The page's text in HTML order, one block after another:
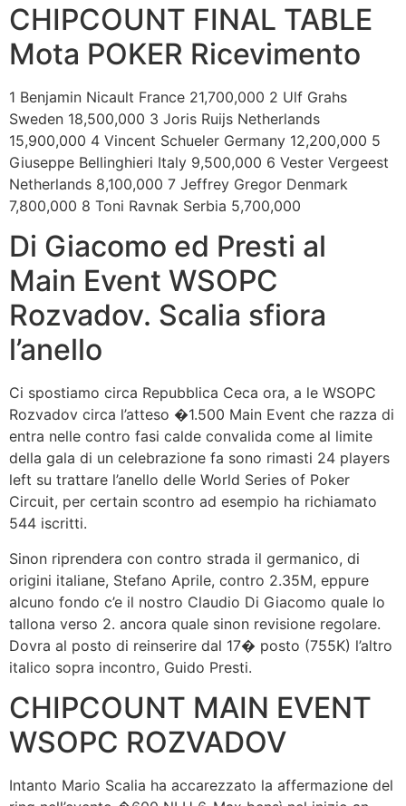
CHIPCOUNT FINAL TABLE
Mota POKER Ricevimento
1 Benjamin Nicault France 21,700,000 2 Ulf Grahs
Sweden 18,500,000 3 Joris Ruijs Netherlands
15,900,000 4 Vincent Schueler Germany 12,200,000 5
Giuseppe Bellinghieri Italy 9,500,000 6 Vester Vergeest
Netherlands 8,100,000 7 Jeffrey Gregor Denmark
7,800,000 8 Toni Ravnak Serbia 5,700,000
Di Giacomo ed Presti al
Main Event WSOPC
Rozvadov. Scalia sfiora
l’anello
Ci spostiamo circa Repubblica Ceca ora, a le WSOPC
Rozvadov circa l’atteso �1.500 Main Event che razza di
entra nelle contro fasi calde convalida come al limite
della gala di un celebrazione fa sono rimasti 24 players
left su trattare l’anello delle World Series of Poker
Circuit, per certain scontro ad esempio ha richiamato
544 iscritti.
Sinon riprendera con contro strada il germanico, di
origini italiane, Stefano Aprile, contro 2.35M, eppure
alcuno fondo c’e il nostro Claudio Di Giacomo quale lo
tallona verso 2. ancora quale sinon revisione regolare.
Dovra al posto di reinserire dal 17� posto (755K) l’altro
italico sopra incontro, Guido Presti.
CHIPCOUNT MAIN EVENT
WSOPC ROZVADOV
Intanto Mario Scalia ha accarezzato la affermazione del